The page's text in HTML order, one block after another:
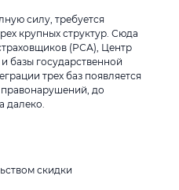
силу, требуется
крупных структур. Сюда
(РСА), Центр
базы государственной
трех баз появляется
до
далеко.
скидки